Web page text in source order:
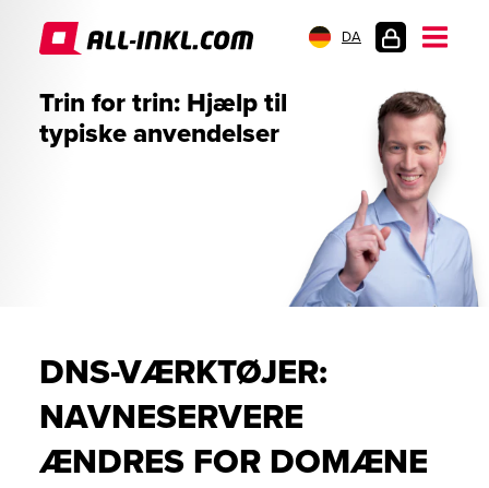
DA
Trin for trin: Hjælp til
typiske anvendelser
DNS-VÆRKTØJER:
NAVNESERVERE
ÆNDRES FOR DOMÆNE